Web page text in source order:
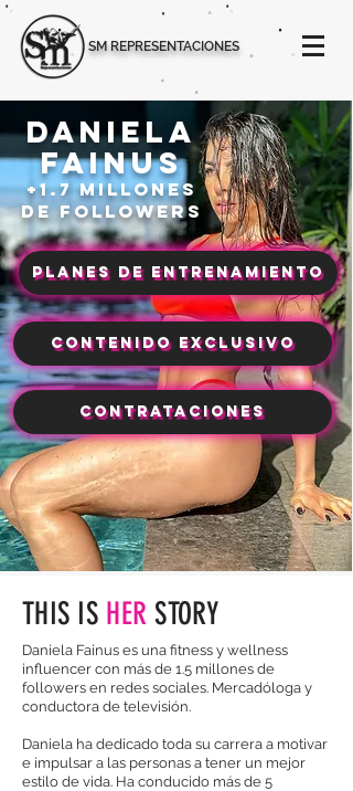
SM REPRESENTACIONES
DANIELA
FAINUS
+1.7 MILLONES
DE followers
Planes de Entrenamiento
Contenido exclusivo
contrataciones
THIS IS HERSTORY
Daniela Fainus es una fitness y wellness
influencer con más de 1.5 millones de
followers en redes sociales. Mercadóloga y
conductora de televisión.
Daniela ha dedicado toda su carrera a motivar
e impulsar a las personas a tener un mejor
estilo de vida. Ha conducido más de 5